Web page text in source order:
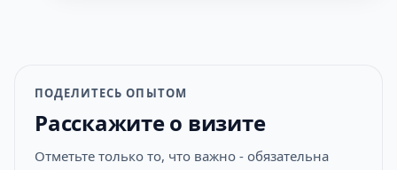
ПОДЕЛИТЕСЬ ОПЫТОМ
Расскажите о визите
Отметьте только то, что важно - обязательна